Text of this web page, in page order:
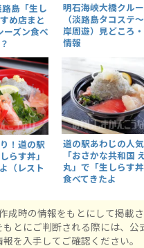
島「生し
め店まと
ズン食べ
明石海峡大橋クル
（淡路島タコステ
岸周遊）見どころ
情報
！道の駅
らす丼」
（レスト
道の駅あわじの人
「おさかな共和国
丸」で「生しらす
食べてきたよ
成時の情報をもとにして掲載さ
もとにご判断される際には、公
報を入手してご確認ください。